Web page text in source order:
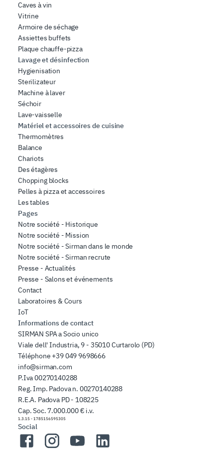
Caves à vin
Vitrine
Armoire de séchage
Assiettes buffets
Plaque chauffe-pizza
Lavage et désinfection
Hygienisation
Sterilizateur
Machine à laver
Séchoir
Lave-vaisselle
Matériel et accessoires de cuisine
Thermomètres
Balance
Chariots
Des étagères
Chopping blocks
Pelles à pizza et accessoires
Les tables
Pages
Notre société - Historique
Notre société - Mission
Notre société - Sirman dans le monde
Notre société - Sirman recrute
Presse - Actualités
Presse - Salons et événements
Contact
Laboratoires & Cours
IoT
Informations de contact
SIRMAN SPA a Socio unico
Viale dell' Industria, 9 - 35010 Curtarolo (PD)
Téléphone +39 049 9698666
info@sirman.com
P.Iva 00270140288
Reg. Imp. Padova n. 00270140288
R.E.A. Padova PD - 108225
Cap. Soc. 7.000.000 € i.v.
1.3.15 - 1785156595305
Social
FacebookInstagramYouTubeLinkedIn